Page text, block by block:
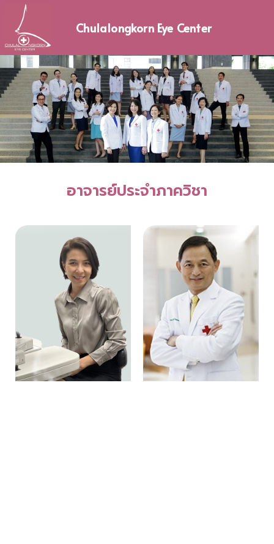
content
Chulalongkorn Eye Center
อาจารย์ประจำภาควิชา